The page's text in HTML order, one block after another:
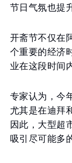
节日气氛也提
开斋节不仅在
个重要的经济
业在这段时间
专家认为，今
尤其是在迪拜
因此，大型超
吸引尽可能多